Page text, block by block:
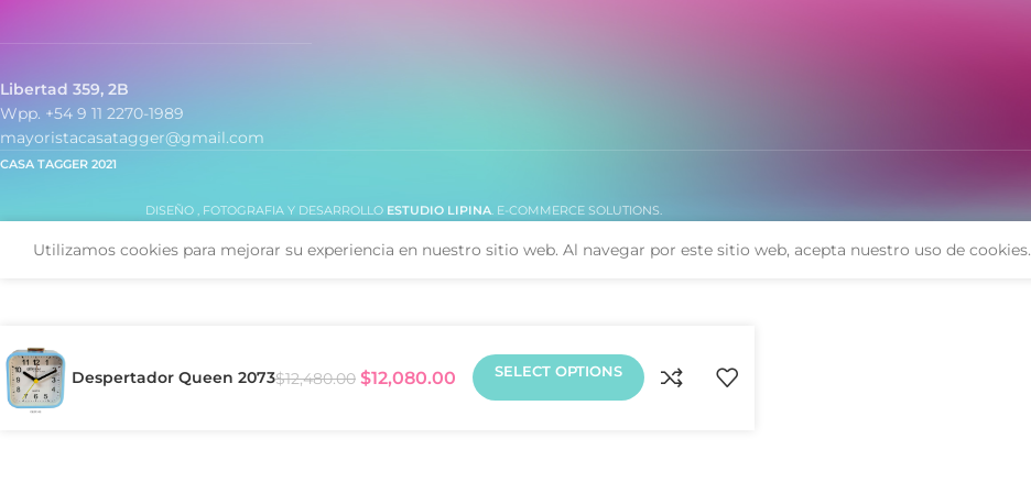
Libertad 359, 2B
Wpp. +54 9 11 2270-1989
mayoristacasatagger@gmail.com
CASA TAGGER 2021
DISEÑO , FOTOGRAFIA Y DESARROLLO ESTUDIO LIPINA. E-COMMERCE SOLUTIONS.
Utilizamos cookies para mejorar su experiencia en nuestro sitio web. Al navegar por este sitio web, acepta nuestro uso de cookies.
Despertador Queen 2073$12,480.00 $12,080.00 SELECT OPTIONS